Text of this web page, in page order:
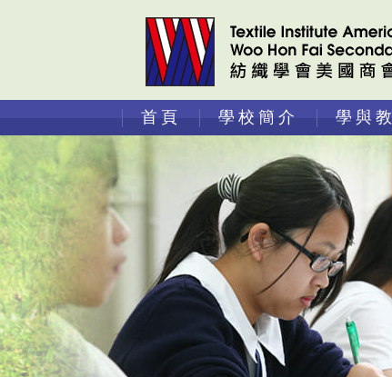
首頁 學校簡介 學與教